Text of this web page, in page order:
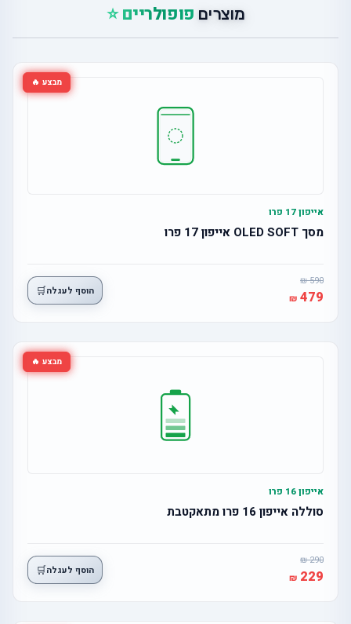
מוצרים פופולריים ⭐
מבצע 🔥
אייפון 17 פרו
מסך OLED SOFT אייפון 17 פרו
590
479 הוסף לעגלה🛒
מבצע 🔥
אייפון 16 פרו
סוללה אייפון 16 פרו מתאקטבת
290
229 הוסף לעגלה🛒